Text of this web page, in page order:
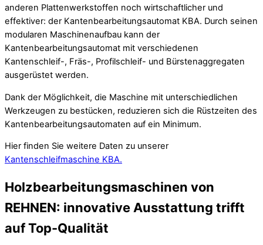
anderen Plattenwerkstoffen noch wirtschaftlicher und
effektiver: der Kantenbearbeitungsautomat KBA. Durch seinen
modularen Maschinenaufbau kann der
Kantenbearbeitungsautomat mit verschiedenen
Kantenschleif-, Fräs-, Profilschleif- und Bürstenaggregaten
ausgerüstet werden.
Dank der Möglichkeit, die Maschine mit unterschiedlichen
Werkzeugen zu bestücken, reduzieren sich die Rüstzeiten des
Kantenbearbeitungsautomaten auf ein Minimum.
Hier finden Sie weitere Daten zu unserer
Kantenschleifmaschine KBA.
Holzbearbeitungsmaschinen von
REHNEN: innovative Ausstattung trifft
auf Top-Qualität